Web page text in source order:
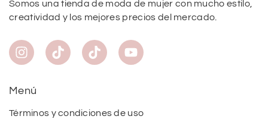
Somos una tienda de moda de mujer con mucho estilo,
creatividad y los mejores precios del mercado.
Menú
Términos y condiciones de uso